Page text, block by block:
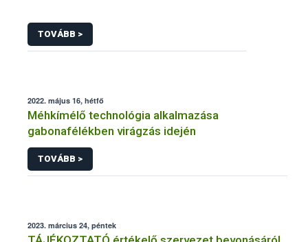
TOVÁBB >
2022. május 16, hétfő
Méhkímélő technológia alkalmazása
gabonafélékben virágzás idején
TOVÁBB >
2023. március 24, péntek